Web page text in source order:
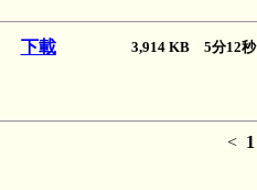
下載
3,914 KB 5分12
< 1